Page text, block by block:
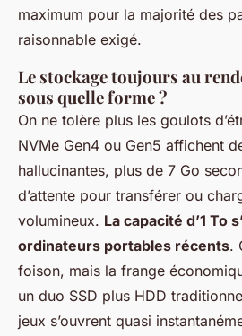
maximum pour la majorité des
raisonnable exigé.
Le stockage toujours au
sous quelle forme ?
On ne tolère plus les goulots
NVMe Gen4 ou Gen5 affichent
hallucinantes, plus de 7 Go
d’attente pour transférer ou
volumineux. La capacité d’1 To
ordinateurs portables récents.
foison, mais la frange
un duo SSD plus HDD
jeux s’ouvrent quasi